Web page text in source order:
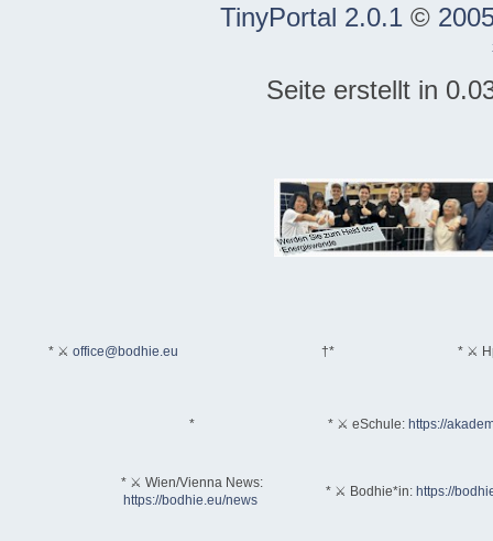
TinyPortal 2.0.1©
Seite erstellt in
* ⚔ office@bodhie.eu †* * ⚔
* * ⚔ eSchule: https://
* ⚔ Wien/Vienna News:
https://bodhie.eu/news
* ⚔ Bodhie*in: https://